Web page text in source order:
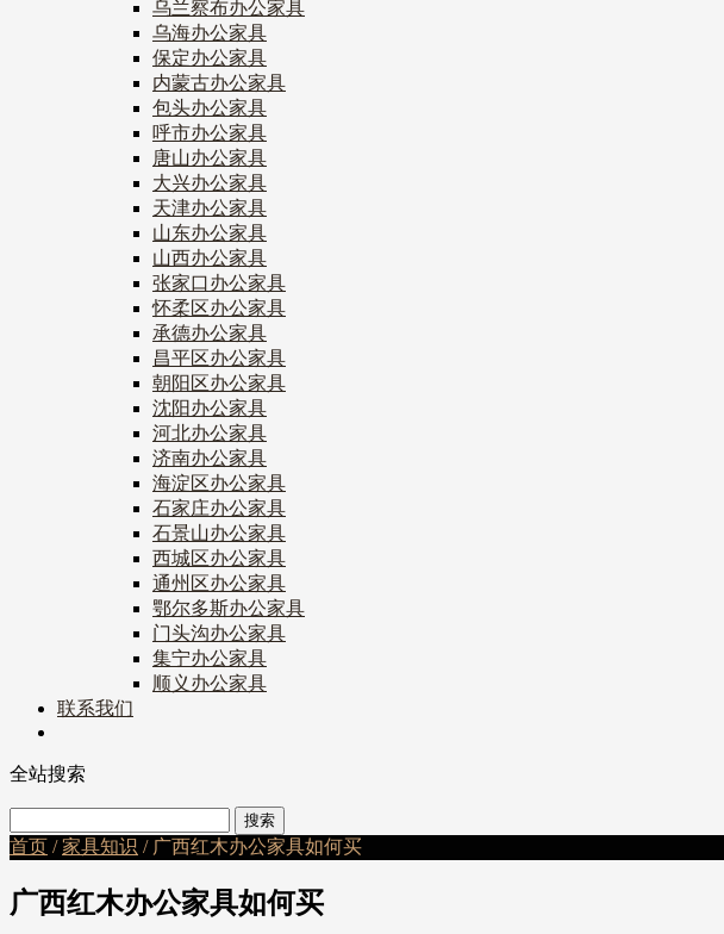
乌兰察布办公家具
乌海办公家具
保定办公家具
内蒙古办公家具
包头办公家具
呼市办公家具
唐山办公家具
大兴办公家具
天津办公家具
山东办公家具
山西办公家具
张家口办公家具
怀柔区办公家具
承德办公家具
昌平区办公家具
朝阳区办公家具
沈阳办公家具
河北办公家具
济南办公家具
海淀区办公家具
石家庄办公家具
石景山办公家具
西城区办公家具
通州区办公家具
鄂尔多斯办公家具
门头沟办公家具
集宁办公家具
顺义办公家具
联系我们
全站搜索
首页 /家具知识 / 广西红木办公家具如何买
广西红木办公家具如何买